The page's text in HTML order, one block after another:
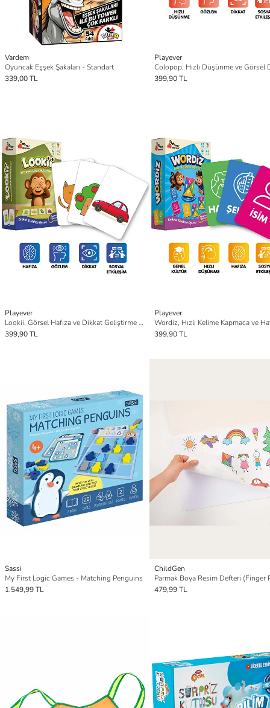
Vardem
Oyuncak Eşşek Şakaları - Standart
339,00 TL
Playever
399,90 TL
Playever
Lookii, Görsel Hafıza ve Dikkat Geliştirme Kart Oyunu (4-7 Yaş)
399,90 TL
Playever
399,90 TL
Sassi
My First Logic Games - Matching Penguins
1.549,99 TL
ChildGen
479,99 TL